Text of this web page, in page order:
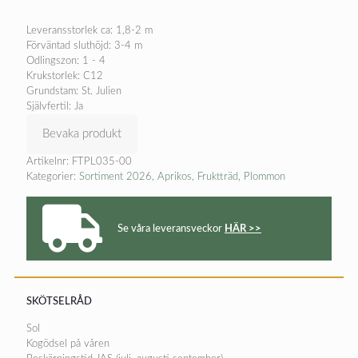
Leveransstorlek ca: 1,8-2 m
Förväntad sluthöjd: 3-4 m
Odlingszon: 1 - 4
Krukstorlek: C12
Grundstam: St. Julien
Självfertil: Ja
Bevaka produkt
Artikelnr: FTPL035-00
Kategorier: Sortiment 2026, Aprikos, Fruktträd, Plommon
Se våra leveransveckor HÄR >>
SKÖTSELRÅD
Sol
Kogödsel på våren